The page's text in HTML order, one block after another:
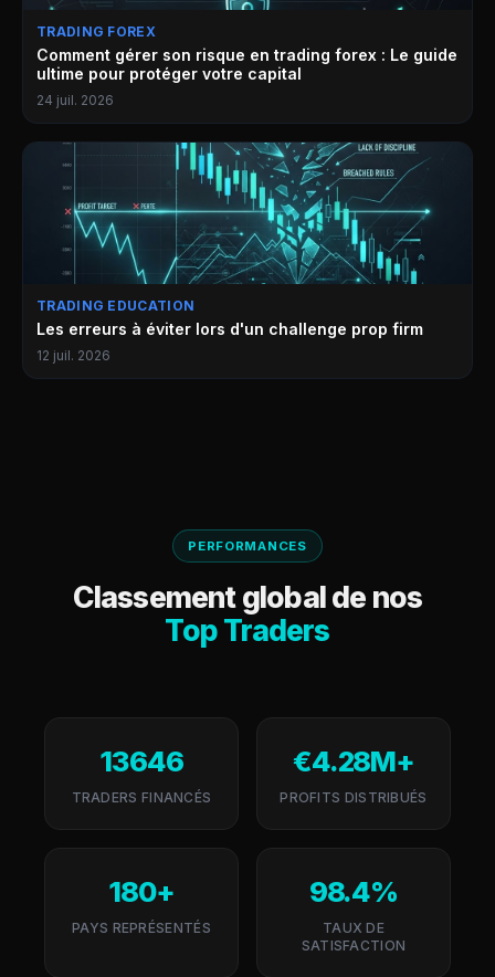
TRADING FOREX
Comment gérer son risque en trading forex : Le guide
ultime pour protéger votre capital
24 juil. 2026
TRADING EDUCATION
Les erreurs à éviter lors d'un challenge prop firm
12 juil. 2026
PERFORMANCES
Classement global de nos
Top Traders
13 646
TRADERS FINANCÉS
€4.28M+
PROFITS DISTRIBUÉS
180+
PAYS REPRÉSENTÉS
98.4%
TAUX DE
SATISFACTION